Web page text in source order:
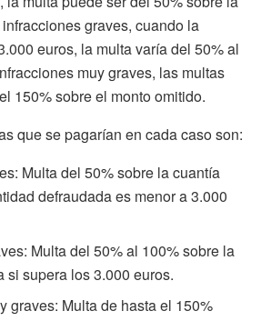
graves, cuando la
euros, la multa varía del 50% al
muy graves, las multas
150% sobre el monto omitido.
que se pagarían en cada caso son:
Multa del 50% sobre la cuantía
defraudada es menor a 3.000
Multa del 50% al 100% sobre la
si supera los 3.000 euros.
graves: Multa de hasta el 150%